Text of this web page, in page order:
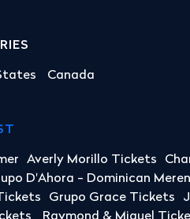
Canada
Averly Morillo Tickets
D'Ahora - Dominican
Grupo Grace Tickets